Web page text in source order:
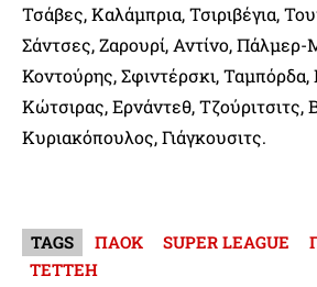
Τσάβες, Καλάμπρια, Τσιριβέγια,
Σάντσες, Ζαρουρί, Αντίνο,
Κοντούρης, Σφιντέρσκι, Ταμπόρδα,
Κώτσιρας, Ερνάντεθ, Τζούριτσιτς,
Κυριακόπουλος, Γιάγκουσιτς.
TAGS ΠΑΟΚ SUPER LEAGUE
ΤΕΤΤΕΗ